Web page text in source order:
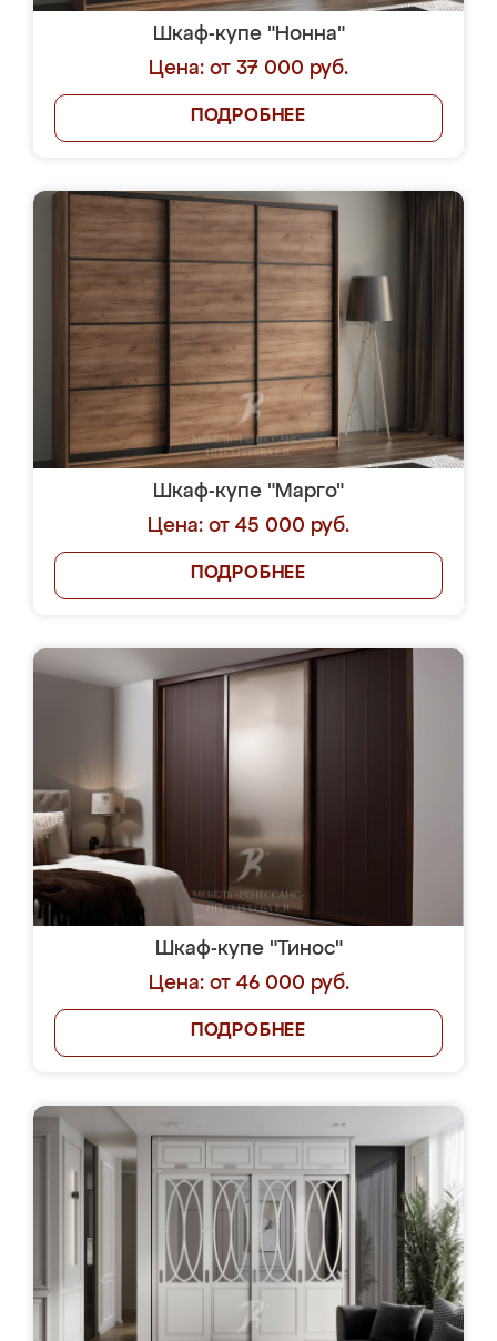
Шкаф-купе "Нонна"
Цена: от 37 000 руб.
ПОДРОБНЕЕ
Шкаф-купе "Марго"
Цена: от 45 000 руб.
ПОДРОБНЕЕ
Шкаф-купе "Тинос"
Цена: от 46 000 руб.
ПОДРОБНЕЕ